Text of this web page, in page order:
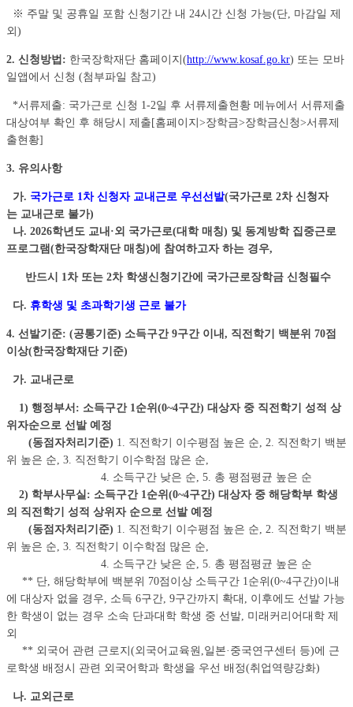
※ 주말 및 공휴일 포함 신청기간 내 24시간 신청 가능(단, 마감일 제
외)
2. 신청방법: 한국장학재단 홈페이지(http://www.kosaf.go.kr) 또는 모바
일앱에서 신청 (첨부파일 참고)
*서류제출: 국가근로 신청 1-2일 후 서류제출현황 메뉴에서 서류제출
대상여부 확인 후 해당시 제출[홈페이지>장학금>장학금신청>서류제
출현황]
3. 유의사항
가. 국가근로 1차 신청자 교내근로 우선선발(국가근로 2차 신청자
는 교내근로 불가)
나. 2026학년도 교내·외 국가근로(대학 매칭) 및 동계방학 집중근로
프로그램(한국장학재단 매칭)에 참여하고자 하는 경우,
반드시 1차 또는 2차 학생신청기간에 국가근로장학금 신청필수
다. 휴학생 및 초과학기생 근로 불가
4. 선발기준: (공통기준) 소득구간 9구간 이내, 직전학기 백분위 70점
이상(한국장학재단 기준)
가. 교내근로
1) 행정부서: 소득구간 1순위(0~4구간) 대상자 중 직전학기 성적 상
위자순으로 선발 예정
(동점자처리기준) 1. 직전학기 이수평점 높은 순, 2. 직전학기 백분
위 높은 순, 3. 직전학기 이수학점 많은 순,
4. 소득구간 낮은 순, 5. 총 평점평균 높은 순
2) 학부사무실: 소득구간 1순위(0~4구간) 대상자 중 해당학부 학생
의 직전학기 성적 상위자 순으로 선발 예정
(동점자처리기준) 1. 직전학기 이수평점 높은 순, 2. 직전학기 백분
위 높은 순, 3. 직전학기 이수학점 많은 순,
4. 소득구간 낮은 순, 5. 총 평점평균 높은 순
** 단, 해당학부에 백분위 70점이상 소득구간 1순위(0~4구간)이내
에 대상자 없을 경우, 소득 6구간, 9구간까지 확대, 이후에도 선발 가능
한 학생이 없는 경우 소속 단과대학 학생 중 선발, 미래커리어대학 제
외
** 외국어 관련 근로지(외국어교육원,일본·중국연구센터 등)에 근
로학생 배정시 관련 외국어학과 학생을 우선 배정(취업역량강화)
나. 교외근로